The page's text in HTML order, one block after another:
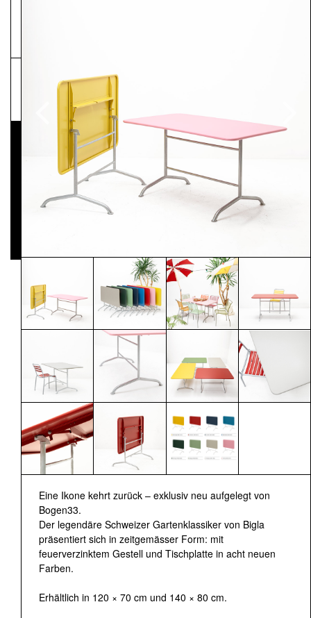
Eine Ikone kehrt zurück – exklusiv neu aufgelegt von
Bogen33.
Der legendäre Schweizer Gartenklassiker von Bigla
präsentiert sich in zeitgemässer Form: mit
feuerverzinktem Gestell und Tischplatte in acht neuen
Farben.
Erhältlich in 120 × 70 cm und 140 × 80 cm.
Pressematerial